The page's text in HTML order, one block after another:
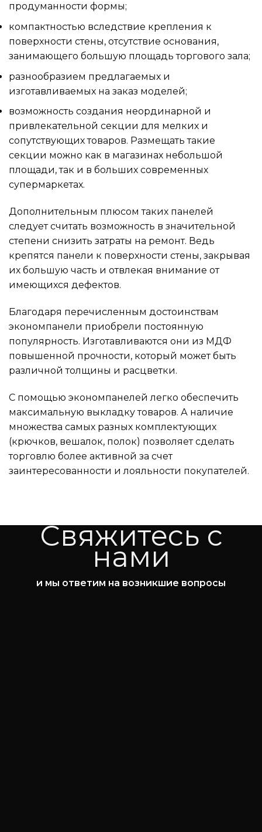
продуманности формы;
компактностью вследствие крепления к
поверхности стены, отсутствие основания,
занимающего большую площадь торгового зала;
разнообразием предлагаемых и
изготавливаемых на заказ моделей;
возможность создания неординарной и
привлекательной секции для мелких и
сопутствующих товаров. Размещать такие
секции можно как в магазинах небольшой
площади, так и в больших современных
супермаркетах.
Дополнительным плюсом таких панелей
следует считать возможность в значительной
степени снизить затраты на ремонт. Ведь
крепятся панели к поверхности стены, закрывая
их большую часть и отвлекая внимание от
имеющихся дефектов.
Благодаря перечисленным достоинствам
экономпанели приобрели постоянную
популярность. Изготавливаются они из МДФ
повышенной прочности, который может быть
различной толщины и расцветки.
С помощью экономпанелей легко обеспечить
максимальную выкладку товаров. А наличие
множества самых разных комплектующих
(крючков, вешалок, полок) позволяет сделать
торговлю более активной за счет
заинтересованности и лояльности покупателей.
Свяжитесь с
нами
и мы ответим на возникшие вопросы